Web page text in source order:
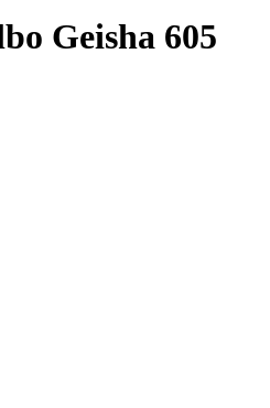
Geisha 605